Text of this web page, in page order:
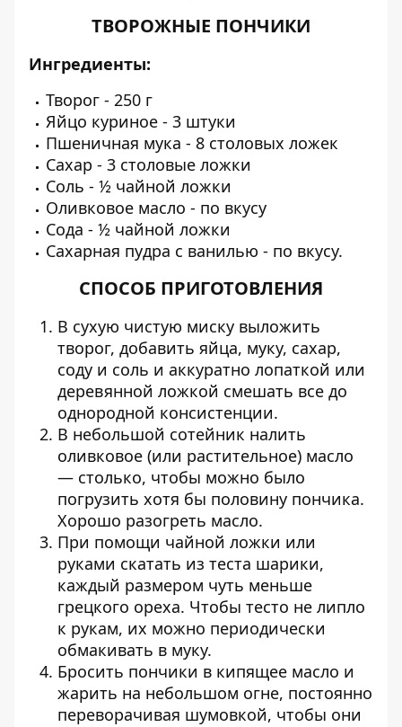
ТВОРОЖНЫЕ ПОНЧИКИ
Ингредиенты:
Творог - 250 г
Яйцо куриное - 3 штуки
Пшеничная мука - 8 столовых ложек
Сахар - 3 столовые ложки
Соль - ½ чайной ложки
Оливковое масло - по вкусу
Сода - ½ чайной ложки
Сахарная пудра с ванилью - по вкусу.
СПОСОБ ПРИГОТОВЛЕНИЯ
В сухую чистую миску выложить
творог, добавить яйца, муку, сахар,
соду и соль и аккуратно лопаткой или
деревянной ложкой смешать все до
однородной консистенции.
В небольшой сотейник налить
оливковое (или растительное) масло
— столько, чтобы можно было
погрузить хотя бы половину пончика.
Хорошо разогреть масло.
При помощи чайной ложки или
руками скатать из теста шарики,
каждый размером чуть меньше
грецкого ореха. Чтобы тесто не липло
к рукам, их можно периодически
обмакивать в муку.
Бросить пончики в кипящее масло и
жарить на небольшом огне, постоянно
переворачивая шумовкой, чтобы они